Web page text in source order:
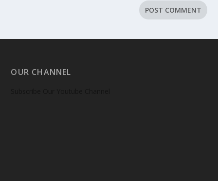
OUR CHANNEL